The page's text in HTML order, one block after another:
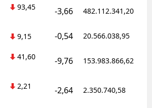
93,45 -3,66 482.112.341,20
9,15 -0,54 20.566.038,95
41,60 -9,76 153.983.866,62
2,21 -2,64 2.350.740,58